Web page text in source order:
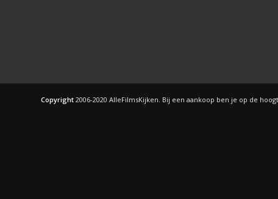
Copyright 2006-2020 AlleFilmsKijken. Bij een aankoop ben je op de